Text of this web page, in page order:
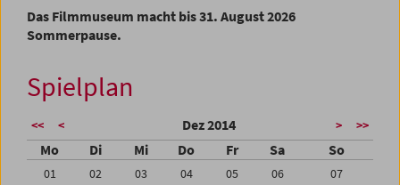
Das Filmmuseum macht bis 31. August 2026
Sommerpause.
Spielplan
<< < Dez 2014 > >>
Mo Di Mi Do Fr Sa So
01 02 03 04 05 06
07